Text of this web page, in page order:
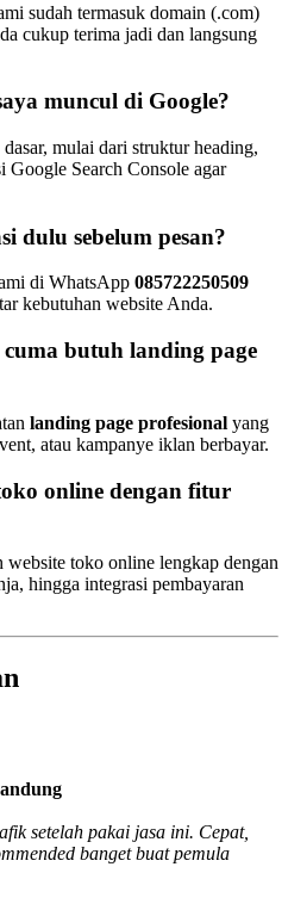
sudah termasuk domain (.com)
cukup terima jadi dan langsung
muncul di Google?
mulai dari struktur heading,
Google Search Console agar
dulu sebelum pesan?
di WhatsApp 085722250509
kebutuhan website Anda.
butuh landing page
landing page profesional yang
atau kampanye iklan berbayar.
online dengan fitur
toko online lengkap dengan
hingga integrasi pembayaran
setelah pakai jasa ini. Cepat,
banget buat pemula